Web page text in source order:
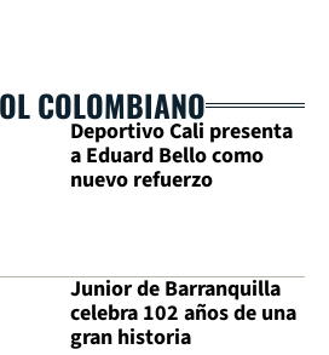
COLOMBIANO
Deportivo Cali presenta
a Eduard Bello como
nuevo refuerzo
Junior de Barranquilla
celebra 102 años de una
gran historia